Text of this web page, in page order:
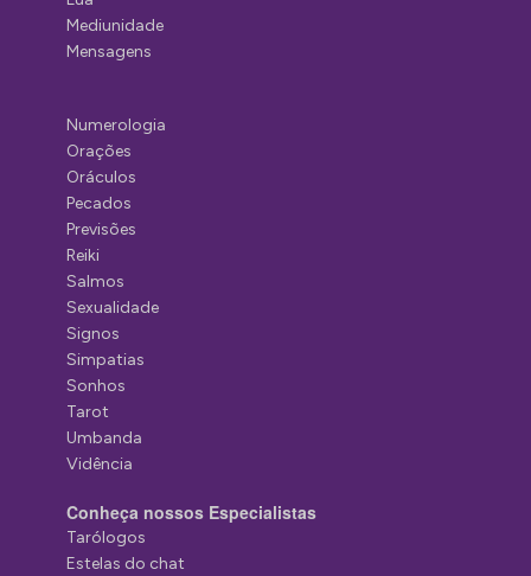
Mediunidade
Mensagens
Numerologia
Orações
Oráculos
Pecados
Previsões
Reiki
Salmos
Sexualidade
Signos
Simpatias
Sonhos
Tarot
Umbanda
Vidência
Conheça nossos Especialistas
Tarólogos
Estelas do chat